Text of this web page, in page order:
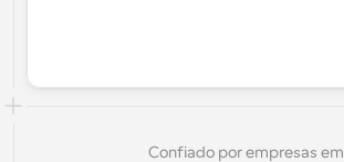
Confiado por empresas em